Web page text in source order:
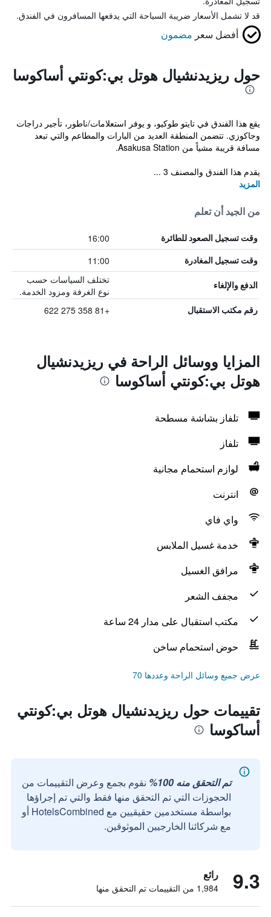
قد لا تشمل الأسعار ضريبة السياحة التي يدفعها المسافرون في الفندق.
أفضل سعر مضمون
حول ريزيدنشيال هوتل بي:كونتي أساكوسا
يقع هذا الفندق في تايتو طوكيو، و يوفر استعلامات/ناطور، تأجير دراجات
وجاكوزي. تتضمن المنطقة العديد من البارات والمطاعم والتي تبعد
مسافة قريبة مشياً من Asakusa Station.
يقدم هذا الفندق والمصنف 3 ...
المزيد
من الجيد أن تعلم
وقت تسجيل الصعود للطائرة 16:00
وقت تسجيل المغادرة 11:00
الدفع والإلغاء
تختلف السياسات حسب
نوع الغرفة ومزود الخدمة.
رقم مكتب الاستقبال +81 358 275 622
المزايا ووسائل الراحة في ريزيدنشيال
هوتل بي:كونتي أساكوسا
تلفاز بشاشة مسطحة
تلفاز
لوازم استحمام مجانية
انترنت
واي فاي
خدمة غسيل الملابس
مرافق الغسيل
مجفف الشعر
مكتب استقبال على مدار 24 ساعة
حوض استحمام ساخن
عرض جميع وسائل الراحة وعددها 70
تقييمات حول ريزيدنشيال هوتل بي:كونتي
أساكوسا
تم التحقق منه 100%
نقوم بجمع وعرض التقييمات من
الحجوزات التي تم التحقق منها فقط والتي تم إجراؤها
بواسطة مستخدمين حقيقيين مع HotelsCombined أو
مع شركائنا الخارجيين الموثوقين.
9.3 رائع
1,984 من التقييمات تم التحقق منها